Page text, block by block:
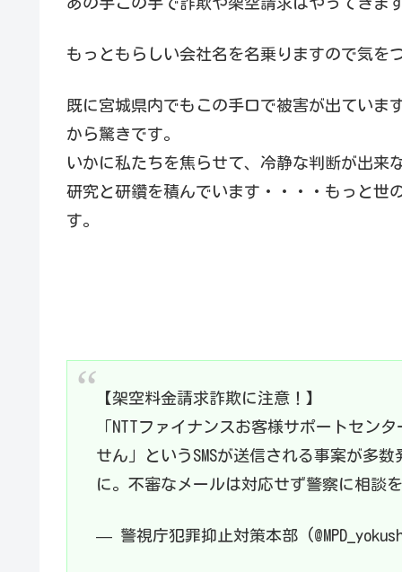
もっともらしい会社名を名乗りますので気を
既に宮城県内でもこの手口で被害が出ていま
から驚きです。
いかに私たちを焦らせて、冷静な判断が出来
研究と研鑽を積んでいます・・・・もっと世
す。
【架空料金請求詐欺に注意！】
「NTTファイナンスお客様サポートセン
せん」というSMSが送信される事案が多
に。不審なメールは対応せず警察に相談
— 警視庁犯罪抑止対策本部